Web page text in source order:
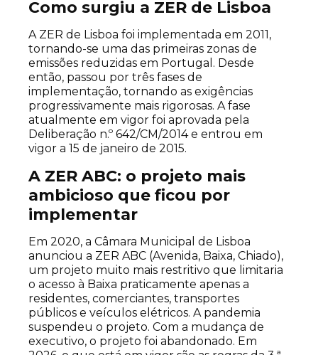
Como surgiu a ZER de Lisboa
A ZER de Lisboa foi implementada em 2011,
tornando-se uma das primeiras zonas de
emissões reduzidas em Portugal. Desde
então, passou por três fases de
implementação, tornando as exigências
progressivamente mais rigorosas. A fase
atualmente em vigor foi aprovada pela
Deliberação n.º 642/CM/2014 e entrou em
vigor a 15 de janeiro de 2015.
A ZER ABC: o projeto mais
ambicioso que ficou por
implementar
Em 2020, a Câmara Municipal de Lisboa
anunciou a ZER ABC (Avenida, Baixa, Chiado),
um projeto muito mais restritivo que limitaria
o acesso à Baixa praticamente apenas a
residentes, comerciantes, transportes
públicos e veículos elétricos. A pandemia
suspendeu o projeto. Com a mudança de
executivo, o projeto foi abandonado. Em